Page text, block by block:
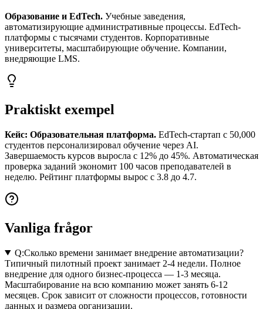
Образование и EdTech. Учебные заведения,
автоматизирующие административные процессы. EdTech-
платформы с тысячами студентов. Корпоративные
университеты, масштабирующие обучение. Компании,
внедряющие LMS.
Praktiskt exempel
Кейс: Образовательная платформа. EdTech-стартап с 50,000
студентов персонализировал обучение через AI.
Завершаемость курсов выросла с 12% до 45%. Автоматическая
проверка заданий экономит 100 часов преподавателей в
неделю. Рейтинг платформы вырос с 3.8 до 4.7.
Vanliga frågor
Q:Сколько времени занимает внедрение автоматизации?
Типичный пилотный проект занимает 2-4 недели. Полное
внедрение для одного бизнес-процесса — 1-3 месяца.
Масштабирование на всю компанию может занять 6-12
месяцев. Срок зависит от сложности процессов, готовности
данных и размера организации.